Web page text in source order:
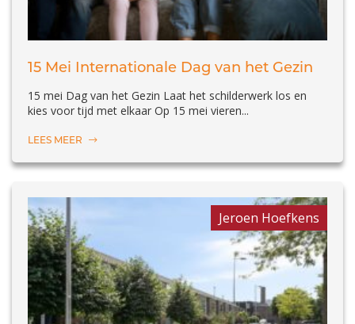
15 Mei Internationale Dag van het Gezin
15 mei Dag van het Gezin Laat het schilderwerk los en
kies voor tijd met elkaar Op 15 mei vieren...
LEES MEER
Jeroen Hoefkens